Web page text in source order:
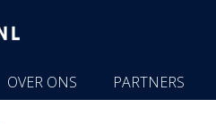
OVER ONS PARTNERS